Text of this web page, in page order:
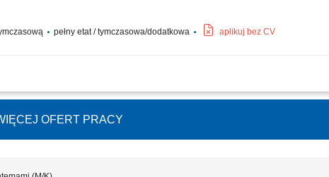
pełny etat / tymczasowa/dodatkowa aplikuj bez CV
(zależnie od rodzaju pracy) możliwość pracy w systemie akordu grupowego,
OFERT PRACY